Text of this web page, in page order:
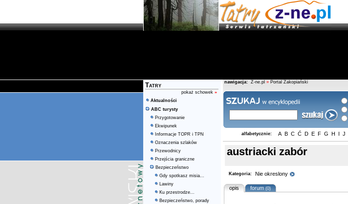
Tatry
pokaż schowek »
Aktualności
ABC turysty
Przygotowanie
Ekwipunek
Informacje TOPR i TPN
Oznaczenia szlaków
Przewodnicy
Przejścia graniczne
Bezpieczeństwo
Gdy spotkasz misia...
Lawiny
Ku przestrodze...
Bezpieczeństwo, porady
nawigacja: Z-ne.pl » Portal Zakopiański
alfabetycznie: A B C Ć D E F G H I J
austriacki zabór
Kategoria: Nie okreslony
opis forum(0)